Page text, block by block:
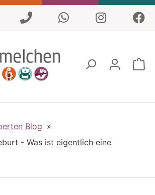
Blog »
- Was ist eigentlich eine